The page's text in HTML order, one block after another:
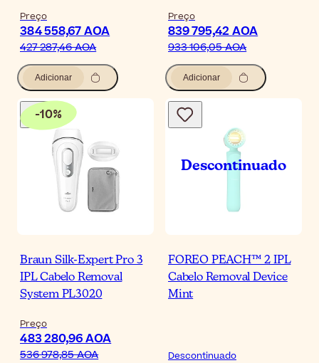
Preço
384 558,67 AOA
427 287,46 AOA
Adicionar
Preço
839 795,42 AOA
933 106,05 AOA
Adicionar
-10%
Braun Silk-Expert Pro 3
IPL Cabelo Removal
System PL3020
Preço
483 280,96 AOA
536 978,85 AOA
FOREO PEACH™ 2 IPL
Cabelo Removal Device
Mint
Descontinuado